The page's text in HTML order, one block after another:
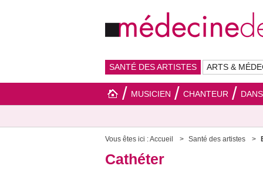
SANTÉ DES ARTISTES ARTS &
MUSICIEN CHANTEUR
Vous êtes ici :Accueil Santé des artistes
Cathéter